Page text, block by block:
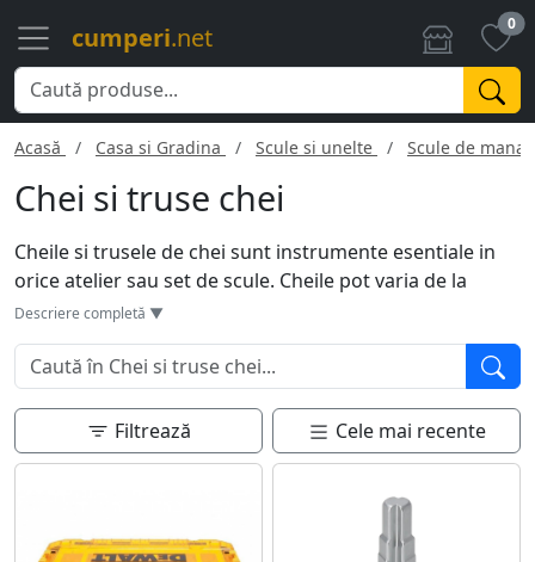
cumperi.net 0
Acasă Casa si Gradina Scule si unelte Scule de mana
Chei si truse chei
Cheile si trusele de chei sunt instrumente esentiale in
orice atelier sau set de scule. Cheile pot varia de la
simple chei fixe la modele reglabile sau chei cu clichet.
Trusele de chei adesea includ o varietate de dimensiuni
si tipuri, inclusiv chei imbus, tubulare sau inelare.
Utilizate pentru a strange sau desface suruburi si
piulite, aceste instrumente sunt fabricate din materiale
durabile ca otelul carbon sau otelul inoxidabil pentru a
Descriere completă ▼
Filtrează Cele mai recente